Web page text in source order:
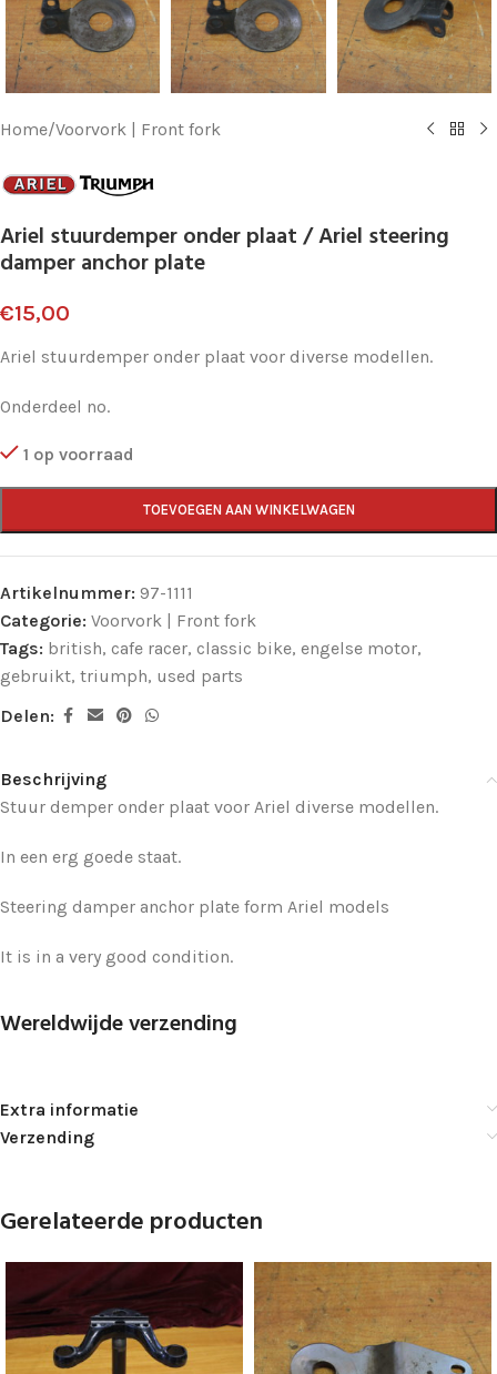
Home/Voorvork | Front fork
Ariel stuurdemper onder plaat / Ariel steering
damper anchor plate
€15,00
Ariel stuurdemper onder plaat voor diverse modellen.
Onderdeel no.
1 op voorraad
TOEVOEGEN AAN WINKELWAGEN
Artikelnummer: 97-1111
Categorie: Voorvork | Front fork
Tags: british, cafe racer, classic bike, engelse motor,
gebruikt, triumph, used parts
Delen:
Beschrijving
Stuur demper onder plaat voor Ariel diverse modellen.
In een erg goede staat.
Steering damper anchor plate form Ariel models
It is in a very good condition.
Wereldwijde verzending
Extra informatie
Verzending
Gerelateerde producten